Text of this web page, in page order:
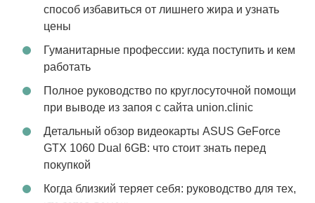
способ избавиться от лишнего жира и узнать
цены
Гуманитарные профессии: куда поступить и кем
работать
Полное руководство по круглосуточной помощи
при выводе из запоя с сайта union.clinic
Детальный обзор видеокарты ASUS GeForce
GTX 1060 Dual 6GB: что стоит знать перед
покупкой
Когда близкий теряет себя: руководство для тех,